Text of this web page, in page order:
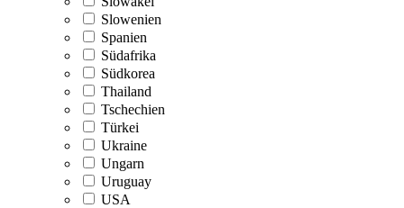
Slowenien
Spanien
Südafrika
Südkorea
Thailand
Tschechien
Türkei
Ukraine
Ungarn
Uruguay
USA